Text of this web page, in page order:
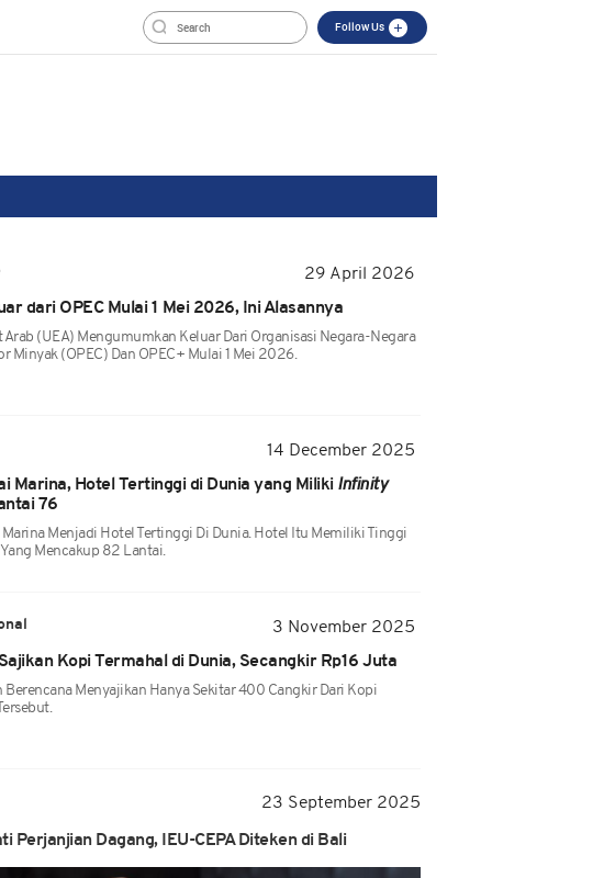
Follow Us
29 April 2026
dari OPEC Mulai 1 Mei 2026, Ini Alasannya
Arab (UEA) Mengumumkan Keluar Dari Organisasi Negara-Negara
Minyak (OPEC) Dan OPEC+ Mulai 1 Mei 2026.
14 December 2025
Marina, Hotel Tertinggi di Dunia yang Miliki Infinity
76
Marina Menjadi Hotel Tertinggi Di Dunia. Hotel Itu Memiliki Tinggi
Mencakup 82 Lantai.
3 November 2025
Kopi Termahal di Dunia, Secangkir Rp16 Juta
Berencana Menyajikan Hanya Sekitar 400 Cangkir Dari Kopi
23 September 2025
Perjanjian Dagang, IEU-CEPA Diteken di Bali